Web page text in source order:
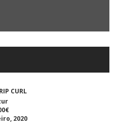
SOBRAL CAMPEÃ DE
CURL
2020